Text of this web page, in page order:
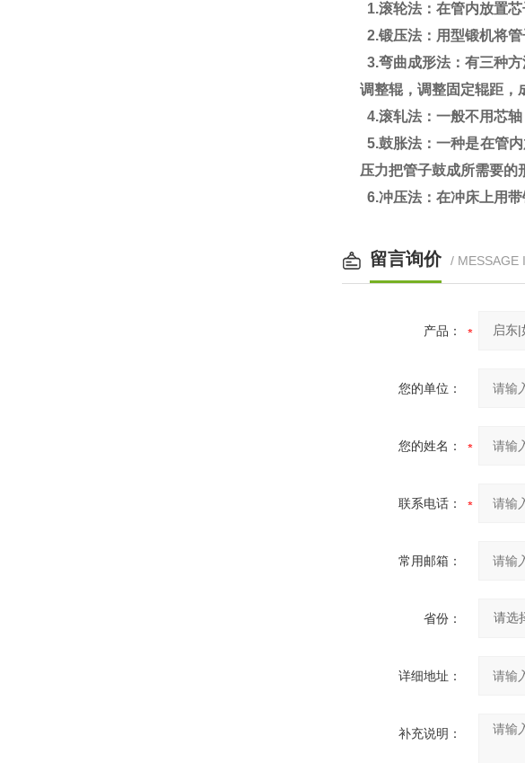
1.滚轮法：在管内放置
2.锻压法：用型锻机将
3.弯曲成形法：有三种
调整辊，调整固定辊距，
4.滚轧法：一般不用芯轴
5.鼓胀法：一种是在管
压力把管子鼓成所需要的
6.冲压法：在冲床上用
留言询价 / MESSAGE
产品：
您的单位：
您的姓名：
联系电话：
常用邮箱：
省份：
详细地址：
补充说明：